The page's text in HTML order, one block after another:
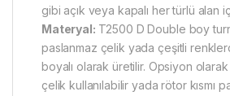
gibi açık veya kapalı her türlü alan
Materyal: T2500 D Double boy
paslanmaz çelik yada çeşitli
boyalı olarak üretilir. Opsiyon
çelik kullanılabilir yada rötor kısmı